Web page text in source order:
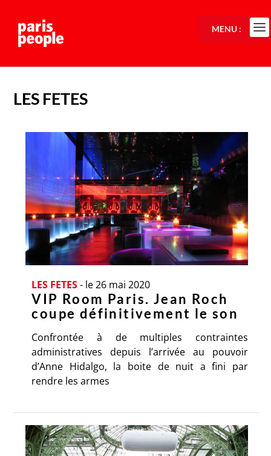
LES FETES
LES FETES- le 26 mai 2020
VIP Room Paris. Jean Roch
coupe définitivement le son
Confrontée à de multiples contraintes
administratives depuis l’arrivée au pouvoir
d’Anne Hidalgo, la boite de nuit a fini par
rendre les armes
MENU :